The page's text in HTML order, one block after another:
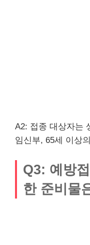
A2: 접종 대상자는
임신부, 65세 이상
Q3: 예방
한 준비물